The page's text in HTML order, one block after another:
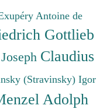
Antoine de
Gottlieb
Claudius
(Stravinsky) Igor
Adolph